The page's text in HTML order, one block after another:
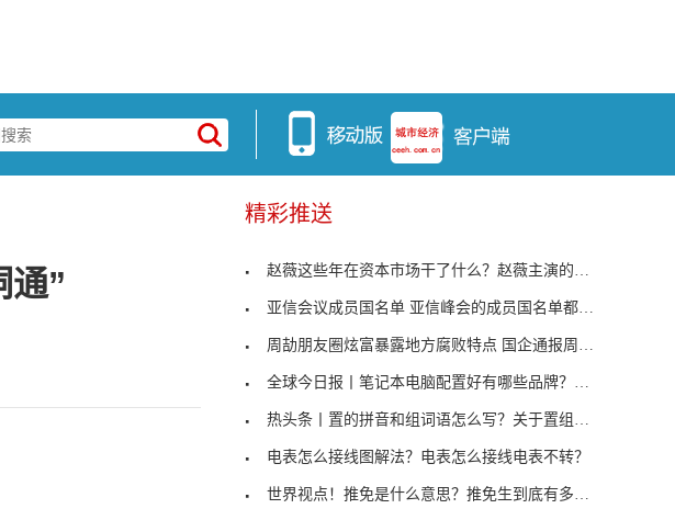
通”
精彩推送
赵薇这些年在资本市场干了什么？赵薇主演的电视剧全
亚信会议成员国名单 亚信峰会的成员国名单都有哪些
周劼朋友圈炫富暴露地方腐败特点 国企通报周劼炫富
全球今日报丨笔记本电脑配置好有哪些品牌？哪种配置
热头条丨置的拼音和组词语怎么写？关于置组词的解答
电表怎么接线图解法？电表怎么接线电表不转？
世界视点！推免是什么意思？推免生到底有多重要？